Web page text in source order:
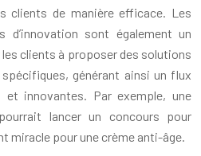
clients de manière efficace. Les
d’innovation sont également un
clients à proposer des solutions
générant ainsi un flux
et innovantes. Par exemple, une
lancer un concours pour
miracle pour une crème anti-âge.